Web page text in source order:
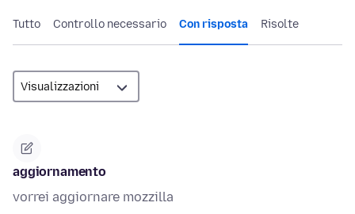
Tutto Controllo necessario Con risposta Risolte
aggiornamento
vorrei aggiornare mozzilla